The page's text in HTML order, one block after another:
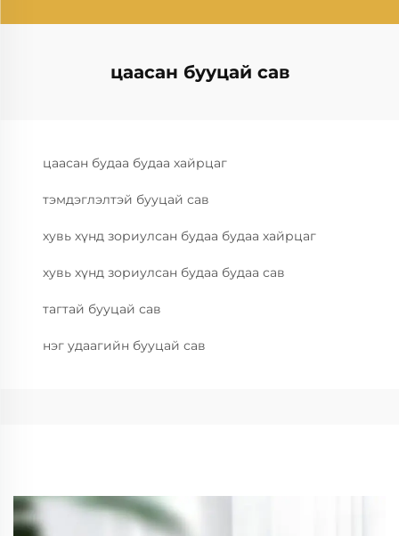
цаасан бууцай сав
цаасан будаа будаа хайрцаг
тэмдэглэлтэй бууцай сав
хувь хүнд зориулсан будаа будаа хайрцаг
хувь хүнд зориулсан будаа будаа сав
тагтай бууцай сав
нэг удаагийн бууцай сав